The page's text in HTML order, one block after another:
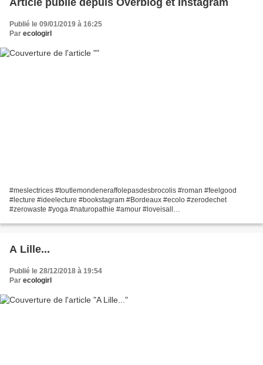
Publié le 09/01/2019 à 16:25
Par ecologirl
#meslectrices #toutlemondeneraffolepasdesbrocolis #roman #feelgood
#lecture #ideelecture #bookstagram #Bordeaux #ecolo #zerodechet
#zerowaste #yoga #naturopathie #amour #loveisall
A Lille...
Publié le 28/12/2018 à 19:54
Par ecologirl